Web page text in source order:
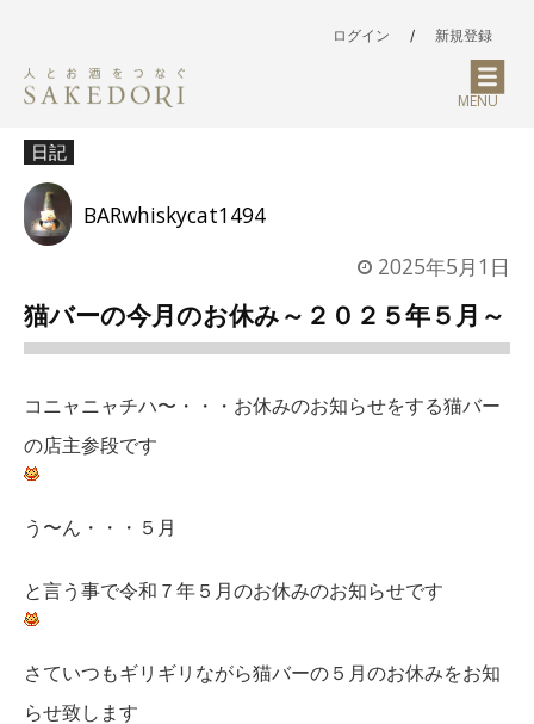
ログイン / 新規登録
MENU
日記
BARwhiskycat1494
2025年5月1日
猫バーの今月のお休み～２０２５年５月～
コニャニャチハ〜・・・お休みのお知らせをする猫バー
の店主参段です
う〜ん・・・５月
と言う事で令和７年５月のお休みのお知らせです
さていつもギリギリながら猫バーの５月のお休みをお知
らせ致します